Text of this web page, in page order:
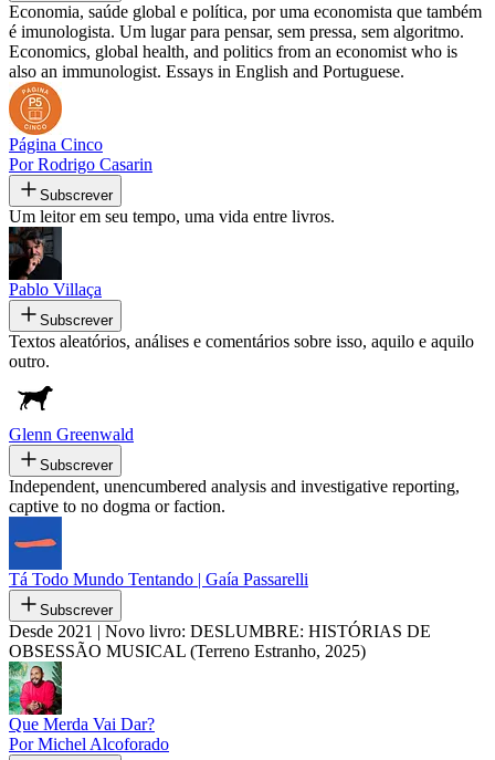
Economia, saúde global e política, por uma economista que também
é imunologista. Um lugar para pensar, sem pressa, sem algoritmo.
Economics, global health, and politics from an economist who is
also an immunologist. Essays in English and Portuguese.
Página Cinco
Por Rodrigo Casarin
Subscrever
Um leitor em seu tempo, uma vida entre livros.
Pablo Villaça
Subscrever
Textos aleatórios, análises e comentários sobre isso, aquilo e aquilo
outro.
Glenn Greenwald
Subscrever
Independent, unencumbered analysis and investigative reporting,
captive to no dogma or faction.
Tá Todo Mundo Tentando | Gaía Passarelli
Subscrever
Desde 2021 | Novo livro: DESLUMBRE: HISTÓRIAS DE
OBSESSÃO MUSICAL (Terreno Estranho, 2025)
Que Merda Vai Dar?
Por Michel Alcoforado